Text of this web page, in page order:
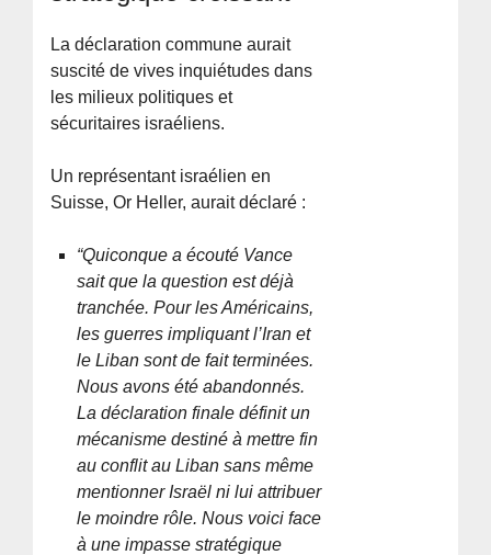
La déclaration commune aurait
suscité de vives inquiétudes dans
les milieux politiques et
sécuritaires israéliens.
Un représentant israélien en
Suisse, Or Heller, aurait déclaré :
“Quiconque a écouté Vance
sait que la question est déjà
tranchée. Pour les Américains,
les guerres impliquant l’Iran et
le Liban sont de fait terminées.
Nous avons été abandonnés.
La déclaration finale définit un
mécanisme destiné à mettre fin
au conflit au Liban sans même
mentionner Israël ni lui attribuer
le moindre rôle. Nous voici face
à une impasse stratégique